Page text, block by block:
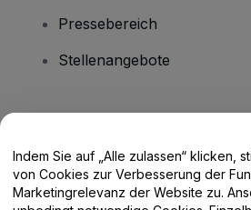
Pressebereich
Stellenangebote
Hilfe-Center / Kontakt
Indem Sie auf „Alle zulassen“ klicken,
von Cookies zur Verbesserung der
Marketingrelevanz der Website zu. Ansonsten verwenden wir nur